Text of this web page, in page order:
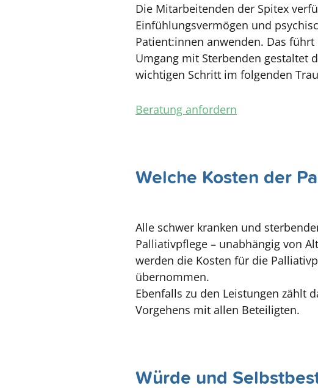
Die Mitarbeitenden der Spitex
Einfühlungsvermögen und
Patient:innen anwenden. Das
Umgang mit Sterbenden gestaltet
wichtigen Schritt im folgenden
Beratung anfordern
Welche Kosten der
Alle schwer kranken und
Palliativpflege – unabhängig von
werden die Kosten für die
übernommen.
Ebenfalls zu den Leistungen zählt
Vorgehens mit allen Beteiligten.
Würde und